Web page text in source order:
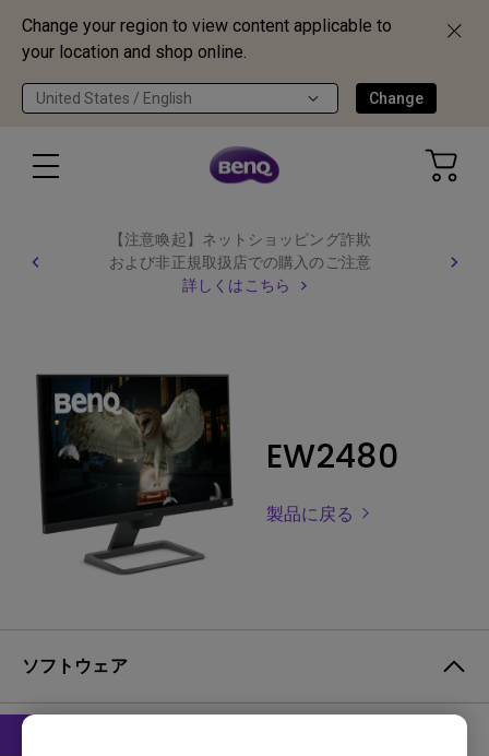
Change your region to view content applicable to
your location and shop online.
United States / English Change
【注意喚起】ネットショッピング詐欺
および非正規取扱店での購入のご注意
詳しくはこちら
EW2480
製品に戻る
ソフトウェア